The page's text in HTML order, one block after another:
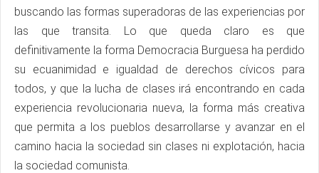
buscando las formas superadoras de las experiencias por
las que transita. Lo que queda claro es que
definitivamente la forma Democracia Burguesa ha perdido
su ecuanimidad e igualdad de derechos cívicos para
todos, y que la lucha de clases irá encontrando en cada
experiencia revolucionaria nueva, la forma más creativa
que permita a los pueblos desarrollarse y avanzar en el
camino hacia la sociedad sin clases ni explotación, hacia
la sociedad comunista.